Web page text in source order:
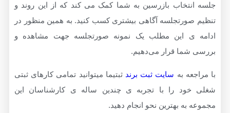
بازرسین به شما کمک می کند که از این روند و
آگاهی بیشتری کسب کنید. به همین منظور در
ی این مطلب یک نمونه صورتجلسه جهت مشاهده و
قرار می‌دهیم.
به سایت ثبت برندثبتیما میتوانید تمامی کارهای ثبتی
را با تجربه ی چندین ساله ی کارشناسان این
بهترین نحو انجام دهید.